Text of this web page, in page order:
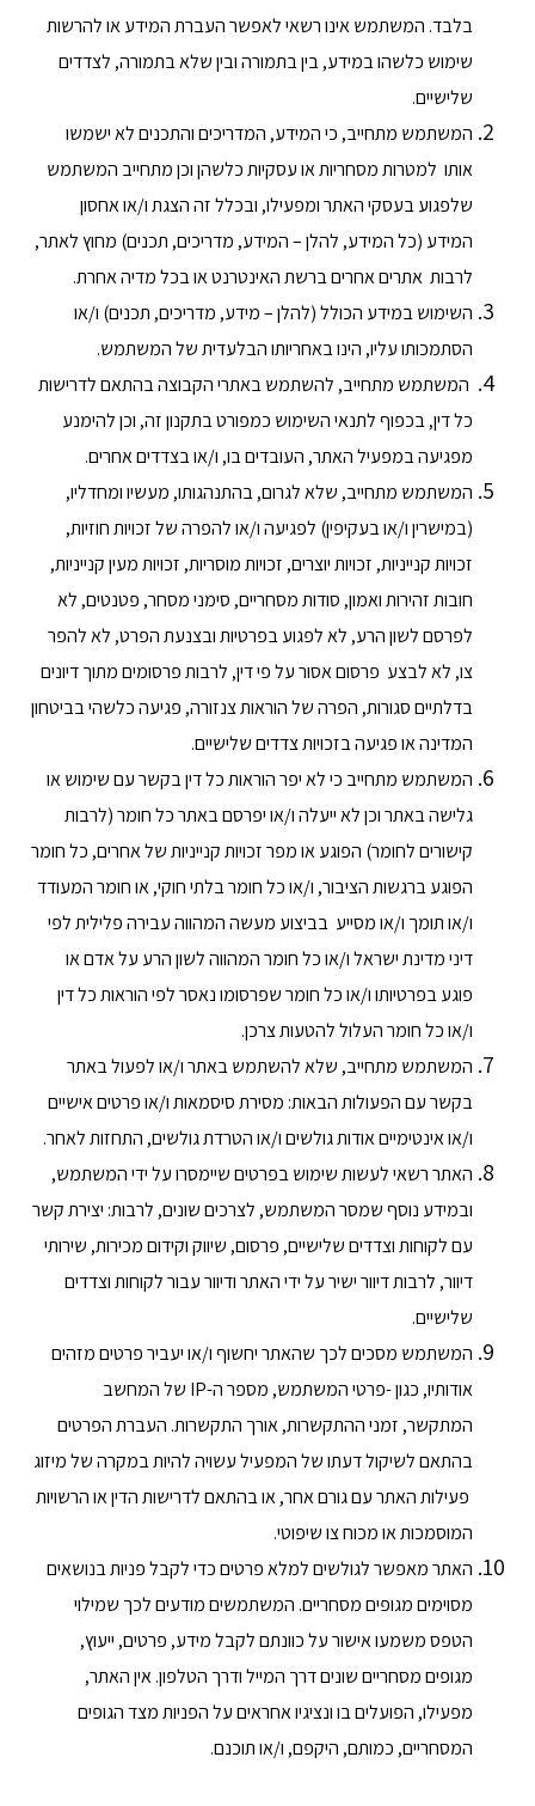
בלבד. המשתמש אינו רשאי לאפשר העברת המידע או להרשות
שימוש כלשהו במידע, בין בתמורה ובין שלא בתמורה, לצדדים
שלישיים.
המשתמש מתחייב, כי המידע, המדריכים והתכנים לא ישמשו
אותו למטרות מסחריות או עסקיות כלשהן וכן מתחייב המשתמש
שלפגוע בעסקי האתר ומפעילו, ובכלל זה הצגת ו/או אחסון
המידע (כל המידע, להלן – המידע, מדריכים, תכנים) מחוץ לאתר,
לרבות אתרים אחרים ברשת האינטרנט או בכל מדיה אחרת.
השימוש במידע הכולל (להלן – מידע, מדריכים, תכנים) ו/או
הסתמכותו עליו, הינו באחריותו הבלעדית של המשתמש.
המשתמש מתחייב, להשתמש באתרי הקבוצה בהתאם לדרישות
כל דין, בכפוף לתנאי השימוש כמפורט בתקנון זה, וכן להימנע
מפגיעה במפעיל האתר, העובדים בו, ו/או בצדדים אחרים.
המשתמש מתחייב, שלא לגרום, בהתנהגותו, מעשיו ומחדליו,
(במישרין ו/או בעקיפין) לפגיעה ו/או להפרה של זכויות חוזיות,
זכויות קנייניות, זכויות יוצרים, זכויות מוסריות, זכויות מעין קנייניות,
חובות זהירות ואמון, סודות מסחריים, סימני מסחר, פטנטים, לא
לפרסם לשון הרע, לא לפגוע בפרטיות ובצנעת הפרט, לא להפר
צו, לא לבצע פרסום אסור על פי דין, לרבות פרסומים מתוך דיונים
בדלתיים סגורות, הפרה של הוראות צנזורה, פגיעה כלשהי בביטחון
המדינה או פגיעה בזכויות צדדים שלישיים.
המשתמש מתחייב כי לא יפר הוראות כל דין בקשר עם שימוש או
גלישה באתר וכן לא ייעלה ו/או יפרסם באתר כל חומר (לרבות
קישורים לחומר) הפוגע או מפר זכויות קנייניות של אחרים, כל חומר
הפוגע ברגשות הציבור, ו/או כל חומר בלתי חוקי, או חומר המעודד
ו/או תומך ו/או מסייע בביצוע מעשה המהווה עבירה פלילית לפי
דיני מדינת ישראל ו/או כל חומר המהווה לשון הרע על אדם או
פוגע בפרטיותו ו/או כל חומר שפרסומו נאסר לפי הוראות כל דין
ו/או כל חומר העלול להטעות צרכן.
המשתמש מתחייב, שלא להשתמש באתר ו/או לפעול באתר
בקשר עם הפעולות הבאות: מסירת סיסמאות ו/או פרטים אישיים
ו/או אינטימיים אודות גולשים ו/או הטרדת גולשים, התחזות לאחר.
האתר רשאי לעשות שימוש בפרטים שיימסרו על ידי המשתמש,
ובמידע נוסף שמסר המשתמש, לצרכים שונים, לרבות: יצירת קשר
עם לקוחות וצדדים שלישיים, פרסום, שיווק וקידום מכירות, שירותי
דיוור, לרבות דיוור ישיר על ידי האתר ודיוור עבור לקוחות וצדדים
שלישיים.
המשתמש מסכים לכך שהאתר יחשוף ו/או יעביר פרטים מזהים
אודותיו, כגון -פרטי המשתמש, מספר ה-IP של המחשב
המתקשר, זמני ההתקשרות, אורך התקשרות. העברת הפרטים
בהתאם לשיקול דעתו של המפעיל עשויה להיות במקרה של מיזוג
פעילות האתר עם גורם אחר, או בהתאם לדרישות הדין או הרשויות
המוסמכות או מכוח צו שיפוטי.
האתר מאפשר לגולשים למלא פרטים כדי לקבל פניות בנושאים
מסוימים מגופים מסחריים. המשתמשים מודעים לכך שמילוי
הטפס משמעו אישור על כוונתם לקבל מידע, פרטים, ייעוץ,
מגופים מסחריים שונים דרך המייל ודרך הטלפון. אין האתר,
מפעילו, הפועלים בו ונציגיו אחראים על הפניות מצד הגופים
המסחריים, כמותם, היקפם, ו/או תוכנם.